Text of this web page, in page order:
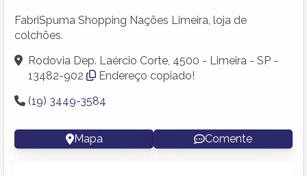
FabriSpuma Shopping Nações Limeira, loja de
colchões.
Rodovia Dep. Laércio Corte, 4500 - Limeira - SP -
13482-902
Endereço copiado!
(19) 3449-3584
Mapa Comente